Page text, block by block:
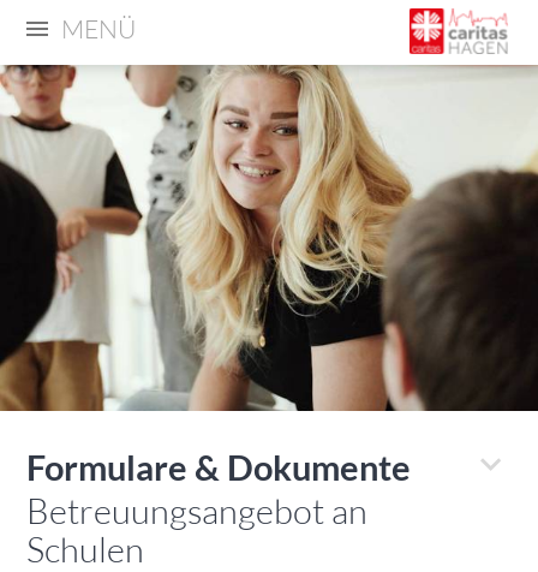
MENÜ
Formulare & Dokumente
Betreuungsangebot an
Schulen